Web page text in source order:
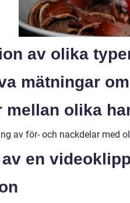
av olika
mätningar
mellan olika
av för- och nackdelar med
en